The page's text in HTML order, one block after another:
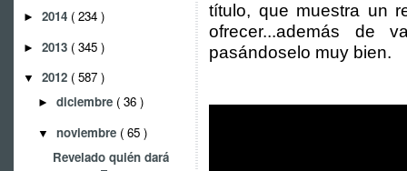
► 2014 ( 234 )
► 2013 ( 345 )
▼ 2012 ( 587 )
► diciembre ( 36 )
▼ noviembre ( 65 )
Revelado quién dará
título, que muestra un
ofrecer...además de
pasándoselo muy bien.